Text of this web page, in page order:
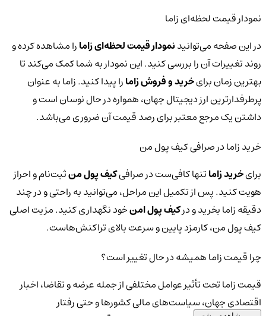
نمودار قیمت لحظه‌ای زاما
در این صفحه می‌توانیدنمودار قیمت لحظه‌ای زامارا مشاهده کرده و
روند تغییرات آن را بررسی کنید. این نمودار به شما کمک می‌کند تا
بهترین زمان برایخرید و فروش زامارا پیدا کنید. زاما به عنوان
پرطرفدارترین ارز دیجیتال جهان، همواره در حال نوسان است و
داشتن یک مرجع معتبر برای رصد قیمت آن ضروری می‌باشد.
خرید زاما در صرافی کیف پول من
برایخرید زاماتنها کافی‌ست در صرافیکیف پول منثبت‌نام و احراز
هویت کنید. پس از تکمیل این مراحل، می‌توانید به راحتی و در چند
دقیقه زاما بخرید و درکیف پول امنخود نگهداری کنید. مزیت اصلی
کیف پول من، کارمزد پایین و سرعت بالای تراکنش‌هاست.
چرا قیمت زاما همیشه در حال تغییر است؟
قیمت زاما تحت تأثیر عوامل مختلفی از جمله عرضه و تقاضا، اخبار
اقتصادی جهان، سیاست‌های مالی کشورها و حتی رفتار